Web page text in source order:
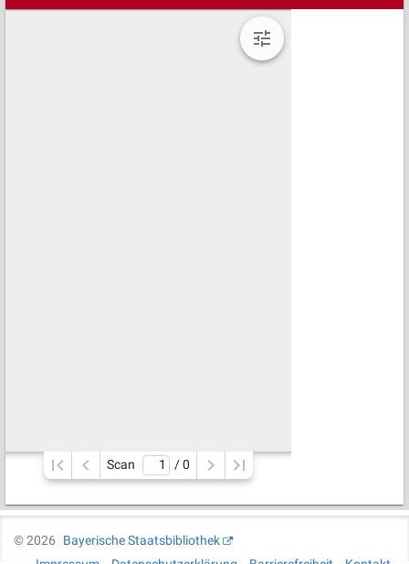
Scan / 0
©2026
Bayerische Staatsbibliothek